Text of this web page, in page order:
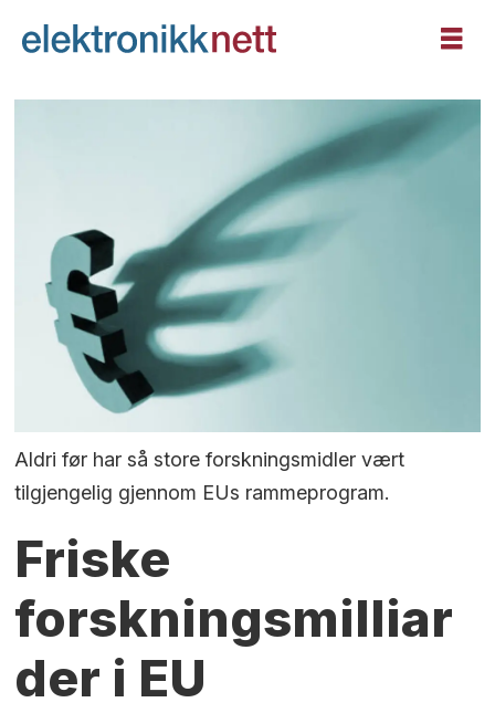
Aldri før har så store forskningsmidler vært
tilgjengelig gjennom EUs rammeprogram.
Friske
forskningsmilliar
der i EU